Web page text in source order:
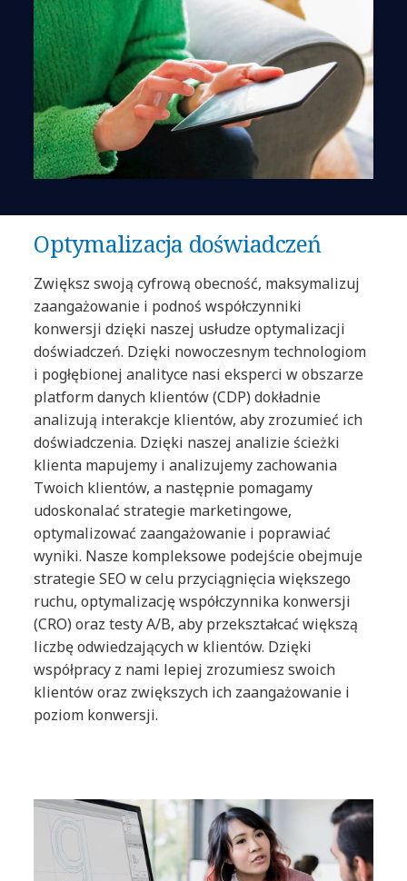
Optymalizacja doświadczeń
Zwiększ swoją cyfrową obecność, maksymalizuj
zaangażowanie i podnoś współczynniki
konwersji dzięki naszej usłudze optymalizacji
doświadczeń. Dzięki nowoczesnym technologiom
i pogłębionej analityce nasi eksperci w obszarze
platform danych klientów (CDP) dokładnie
analizują interakcje klientów, aby zrozumieć ich
doświadczenia. Dzięki naszej analizie ścieżki
klienta mapujemy i analizujemy zachowania
Twoich klientów, a następnie pomagamy
udoskonalać strategie marketingowe,
optymalizować zaangażowanie i poprawiać
wyniki. Nasze kompleksowe podejście obejmuje
strategie SEO w celu przyciągnięcia większego
ruchu, optymalizację współczynnika konwersji
(CRO) oraz testy A/B, aby przekształcać większą
liczbę odwiedzających w klientów. Dzięki
współpracy z nami lepiej zrozumiesz swoich
klientów oraz zwiększych ich zaangażowanie i
poziom konwersji.